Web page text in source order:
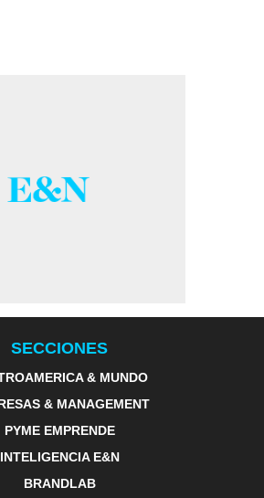
SECCIONES
& MUNDO
& MANAGEMENT
PYME EMPRENDE
INTELIGENCIA E&N
BRANDLAB